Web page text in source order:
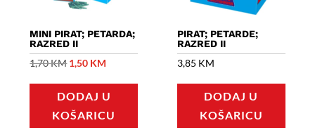
MINI PIRAT; PETARDA;
RAZRED II
1,70KM Izvorna
bila
je:
1,50 KM
je:
1,50 KM.
DODAJ U
KOŠARICU
PIRAT; PETARDE;
RAZRED II
3,85 KM
DODAJ U
KOŠARICU